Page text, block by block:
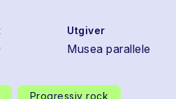
Utgiver
Musea parallele
Progressiv rock